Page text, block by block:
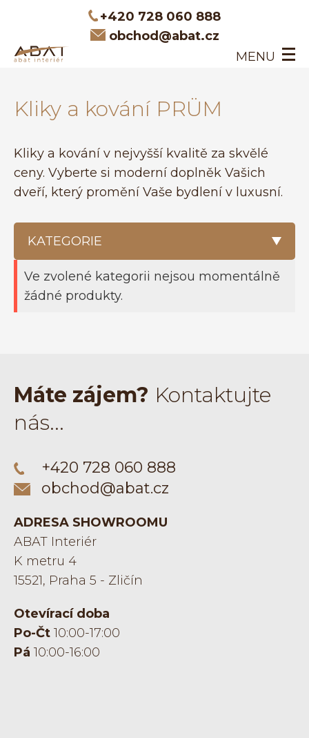
+420 728 060 888
obchod@abat.cz
MENU
INTERIÉROVÉ DVEŘE
KONTAKT
Kliky a kování PRÜM
Kliky a kování v nejvyšší kvalitě za skvělé
ceny. Vyberte si moderní doplněk Vašich
dveří, který promění Vaše bydlení v luxusní.
KATEGORIE
VŠECHNY PRODUKTY
POSUVNÉ DVEŘE
Řadit dle
oblíbenosti
ceny
Ve zvolené kategorii nejsou momentálně
žádné produkty.
Máte zájem? Kontaktujte
nás...
+420 728 060 888
obchod@abat.cz
ADRESA SHOWROOMU
ABAT Interiér
K metru 4
15521, Praha 5 - Zličín
Otevírací doba
Po-Čt 10:00-17:00
Pá 10:00-16:00